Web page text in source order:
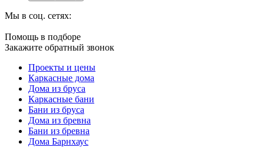
Мы в соц. сетях:
Помощь в подборе
Закажите обратный звонок
Проекты и цены
Каркасные дома
Дома из бруса
Каркасные бани
Бани из бруса
Дома из бревна
Бани из бревна
Дома Барнхаус